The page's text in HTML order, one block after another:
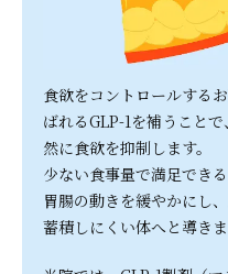
食欲をコントロールする
ばれるGLP-1を補うこと
然に食欲を抑制します。
少ない食事量で満足でき
胃腸の動きを緩やかにし
蓄積しにくい体へと導きま